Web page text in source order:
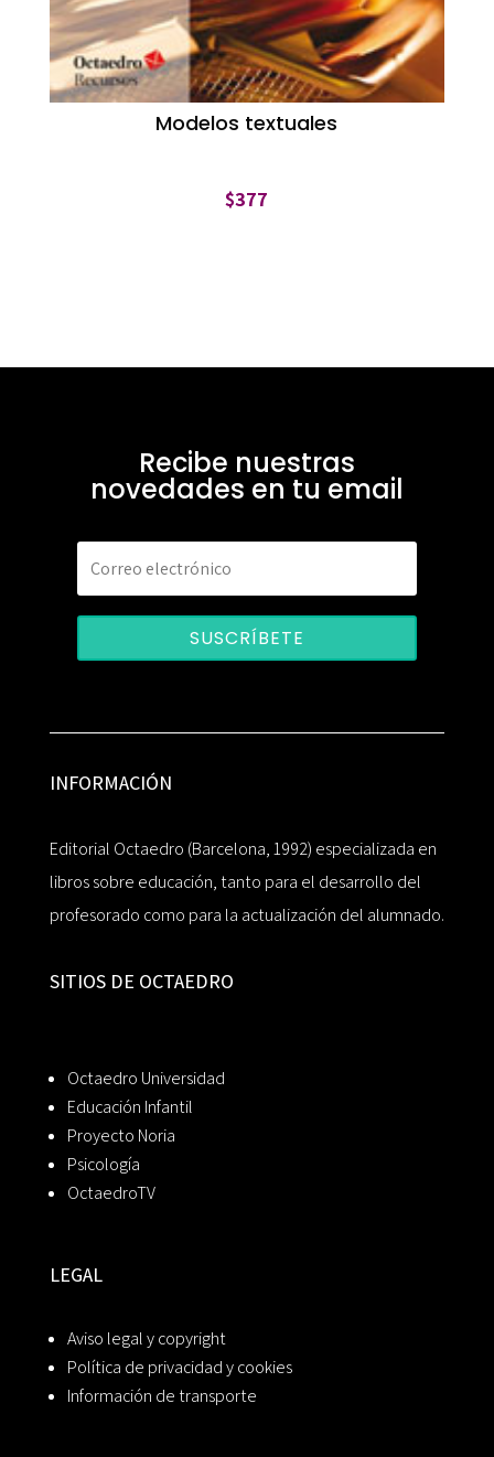
Modelos textuales
$377
Recibe nuestras
novedades en tu email
SUSCRÍBETE
INFORMACIÓN
Editorial Octaedro (Barcelona, 1992) especializada en
libros sobre educación, tanto para el desarrollo del
profesorado como para la actualización del alumnado.
SITIOS DE OCTAEDRO
Octaedro Universidad
Educación Infantil
Proyecto Noria
Psicología
OctaedroTV
LEGAL
Aviso legal y copyright
Política de privacidad y cookies
Información de transporte